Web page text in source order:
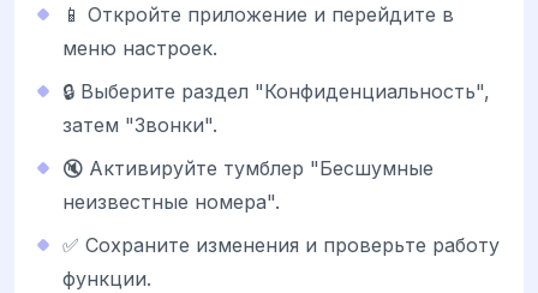
📱 Откройте приложение и перейдите в
меню настроек.
🔒 Выберите раздел "Конфиденциальность",
затем "Звонки".
🔇 Активируйте тумблер "Бесшумные
неизвестные номера".
✅ Сохраните изменения и проверьте работу
функции.